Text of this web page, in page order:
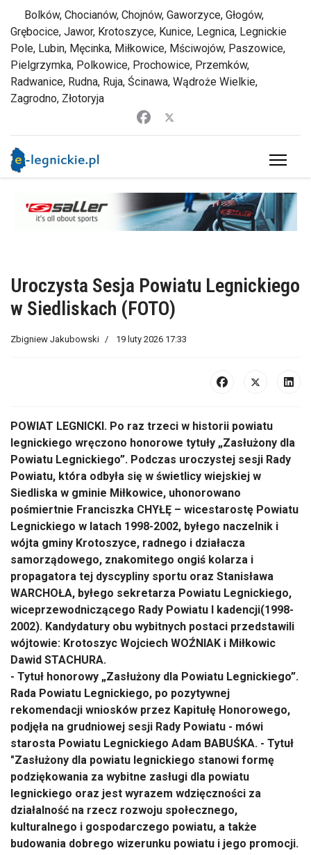
Bolków, Chocianów, Chojnów, Gaworzyce, Głogów,
Grębocice, Jawor, Krotoszyce, Kunice, Legnica, Legnickie
Pole, Lubin, Męcinka, Miłkowice, Mściwojów, Paszowice,
Pielgrzymka, Polkowice, Prochowice, Przemków,
Radwanice, Rudna, Ruja, Ścinawa, Wądroże Wielkie,
Zagrodno, Złotoryja
Uroczysta Sesja Powiatu Legnickiego
w Siedliskach (FOTO)
Zbigniew Jakubowski 19 luty 2026 17:33
POWIAT LEGNICKI. Po raz trzeci w historii powiatu
legnickiego wręczono honorowe tytuły „Zasłużony dla
Powiatu Legnickiego”. Podczas uroczystej sesji Rady
Powiatu, która odbyła się w świetlicy wiejskiej w
Siedliska w gminie Miłkowice, uhonorowano
pośmiertnie Franciszka CHYŁĘ – wicestarostę Powiatu
Legnickiego w latach 1998-2002, byłego naczelnik i
wójta gminy Krotoszyce, radnego i działacza
samorządowego, znakomitego ongiś kolarza i
propagatora tej dyscypliny sportu oraz Stanisława
WARCHOŁA, byłego sekretarza Powiatu Legnickiego,
wiceprzewodniczącego Rady Powiatu I kadencji(1998-
2002). Kandydatury obu wybitnych postaci przedstawili
wójtowie: Krotoszyc Wojciech WOŹNIAK i Miłkowic
Dawid STACHURA.
- Tytuł honorowy „Zasłużony dla Powiatu Legnickiego”.
Rada Powiatu Legnickiego, po pozytywnej
rekomendacji wniosków przez Kapitułę Honorowego,
podjęła na grudniowej sesji Rady Powiatu - mówi
starosta Powiatu Legnickiego Adam BABUŚKA. - Tytuł
"Zasłużony dla powiatu legnickiego stanowi formę
podziękowania za wybitne zasługi dla powiatu
legnickiego oraz jest wyrazem wdzięczności za
działalność na rzecz rozwoju społecznego,
kulturalnego i gospodarczego powiatu, a także
budowania dobrego wizerunku powiatu i jego promocji.